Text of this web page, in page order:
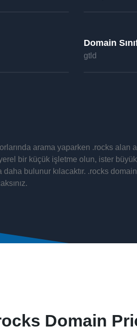
Domain
gtld
arama yaparken .rocks alan
bir küçük işletme olun, ister
bulunur kılacaktır. .rocks domain
Domain